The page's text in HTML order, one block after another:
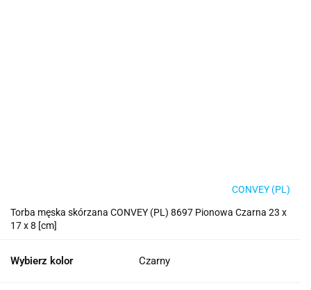
CONVEY (PL)
Torba męska skórzana CONVEY (PL) 8697 Pionowa Czarna 23 x
17 x 8 [cm]
Wybierz kolor Czarny